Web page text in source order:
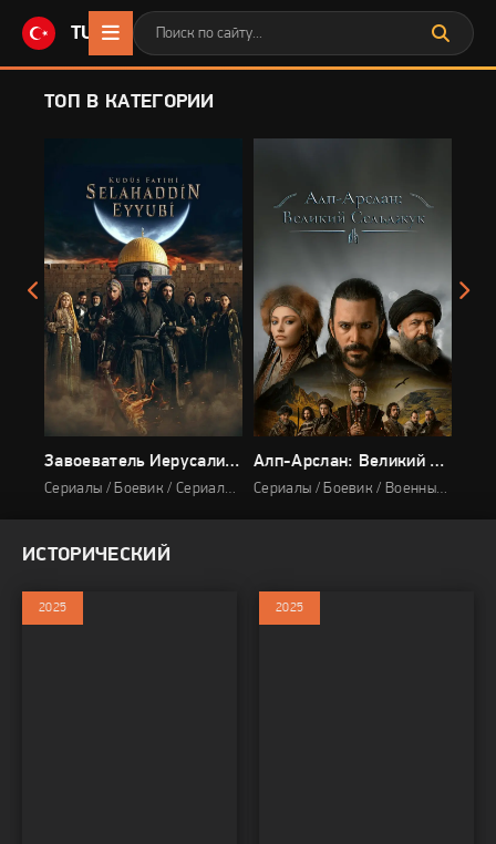
TURKONLINE.CC
ТОП В КАТЕГОРИИ
Завоеватель Иерусалима: Салахаддин Айюби
Сериалы / Боевик / Сериалы 2023 / Драма / Военный / Исторический / Про войну / Про Османскую империю
Алп-Арслан: Великий Сельджук
Сериалы / Боевик / Военный / Исторический
ИСТОРИЧЕСКИЙ
2025 2025